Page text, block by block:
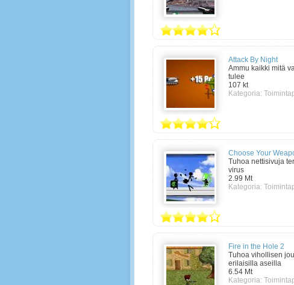
Attack By Night
Ammu kaikki mitä
tulee
107 kt
Kategoria:
Choose Your
Tuhoa nettisivuja
virus
2.99 Mt
Kategoria:
Fire in the Hole 2
Tuhoa vihollisen
erilaisilla aseilla
6.54 Mt
Kategoria: